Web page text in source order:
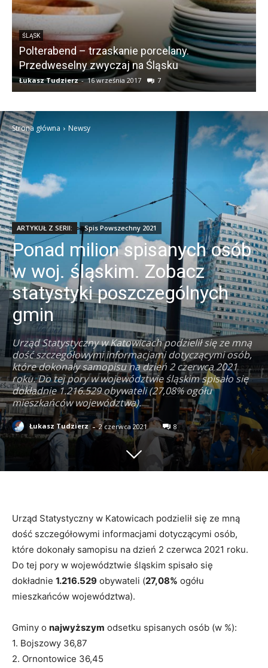
ŚLĄSK
Polterabend – trzaskanie porcelany.
Przedweselny zwyczaj na Śląsku
Łukasz Tudzierz - 16 września 2017 7